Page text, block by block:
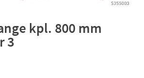
kpl. 800 mm
3